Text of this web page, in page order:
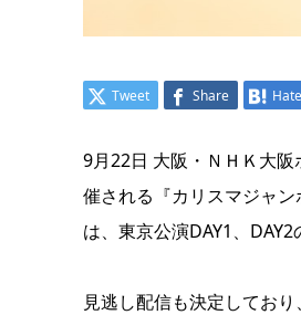
Tweet Share
9月22日 大阪・ＮＨＫ大
催される『カリスマジャ
は、東京公演DAY1、
見逃し配信も決定してお